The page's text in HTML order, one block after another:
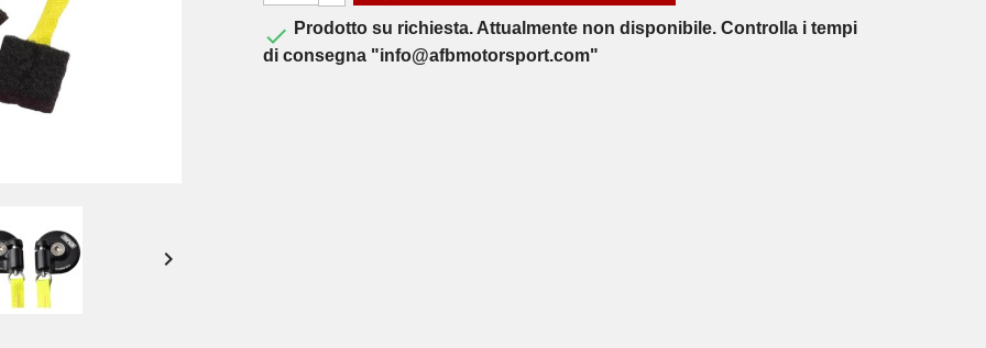

 Prodotto su richiesta. Attualmente non disponibile. Controlla i tempi
di consegna "info@afbmotorsport.com"